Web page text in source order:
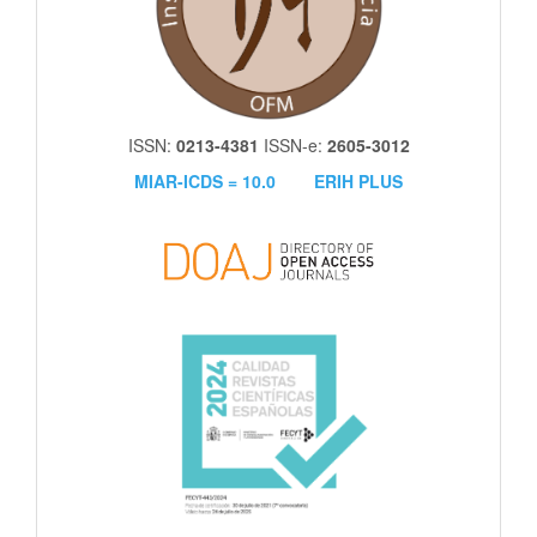
ISSN: 0213-4381 ISSN-e: 2605-3012
MIAR-ICDS = 10.0
ERIH PLUS